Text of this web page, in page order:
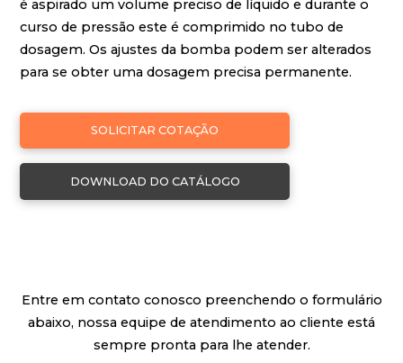
é aspirado um volume preciso de líquido e durante o
curso de pressão este é comprimido no tubo de
dosagem. Os ajustes da bomba podem ser alterados
para se obter uma dosagem precisa permanente.
SOLICITAR COTAÇÃO
DOWNLOAD DO CATÁLOGO
Entre em contato conosco preenchendo o formulário
abaixo, nossa equipe de atendimento ao cliente está
sempre pronta para lhe atender.